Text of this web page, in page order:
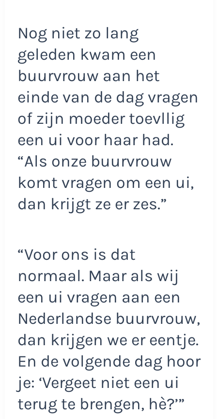
Nog niet zo lang
geleden kwam een
buurvrouw aan het
einde van de dag vragen
of zijn moeder toevllig
een ui voor haar had.
“Als onze buurvrouw
komt vragen om een ui,
dan krijgt ze er zes.”
“Voor ons is dat
normaal. Maar als wij
een ui vragen aan een
Nederlandse buurvrouw,
dan krijgen we er eentje.
En de volgende dag hoor
je: ‘Vergeet niet een ui
terug te brengen, hè?’”